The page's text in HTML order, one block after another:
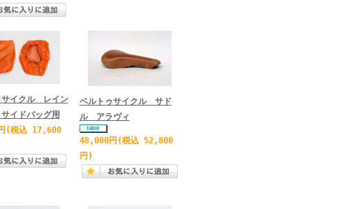
サイクル レイン
イドバッグ用
(税込 17,600
ベルトゥサイクル サド
ル アラヴィ
48,000円 (税込 52,800
円)